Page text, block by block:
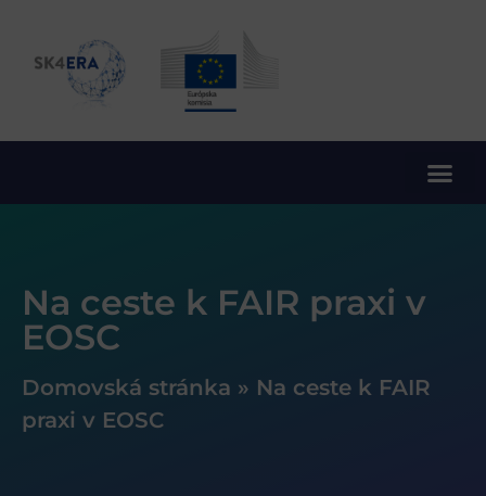
Na ceste k FAIR praxi v
EOSC
Domovská stránka » Na ceste k FAIR
praxi v EOSC